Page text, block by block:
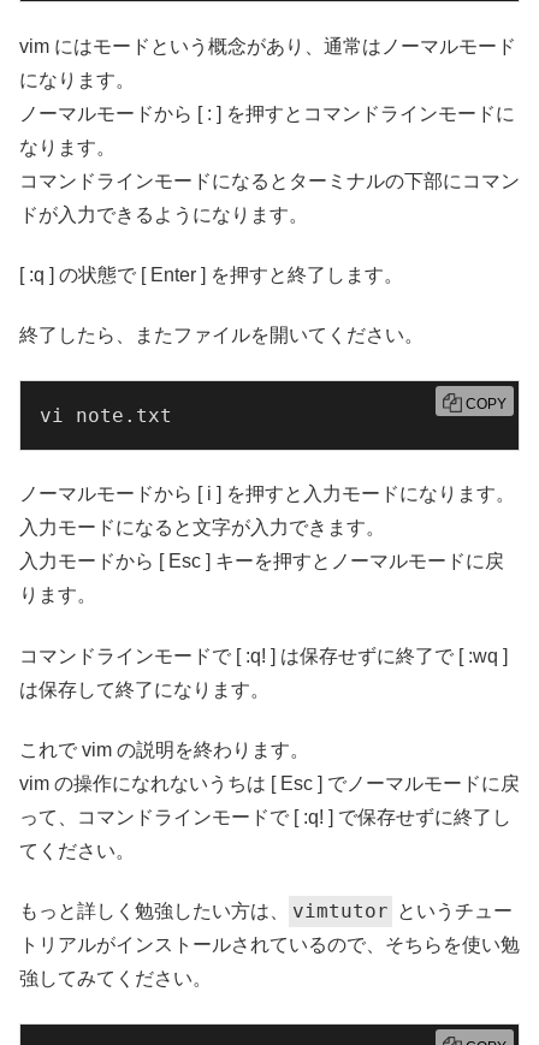
vim にはモードという概念があり、通常はノーマルモード
になります。
ノーマルモードから [ : ] を押すとコマンドラインモードに
なります。
コマンドラインモードになるとターミナルの下部にコマン
ドが入力できるようになります。
[ :q ] の状態で [ Enter ] を押すと終了します。
終了したら、またファイルを開いてください。
vi note.txt COPY
ノーマルモードから [ i ] を押すと入力モードになります。
入力モードになると文字が入力できます。
入力モードから [ Esc ] キーを押すとノーマルモードに戻
ります。
コマンドラインモードで [ :q! ] は保存せずに終了で [ :wq ]
は保存して終了になります。
これで vim の説明を終わります。
vim の操作になれないうちは [ Esc ] でノーマルモードに戻
って、コマンドラインモードで [ :q! ] で保存せずに終了し
てください。
もっと詳しく勉強したい方は、 vimtutor というチュー
トリアルがインストールされているので、そちらを使い勉
強してみてください。